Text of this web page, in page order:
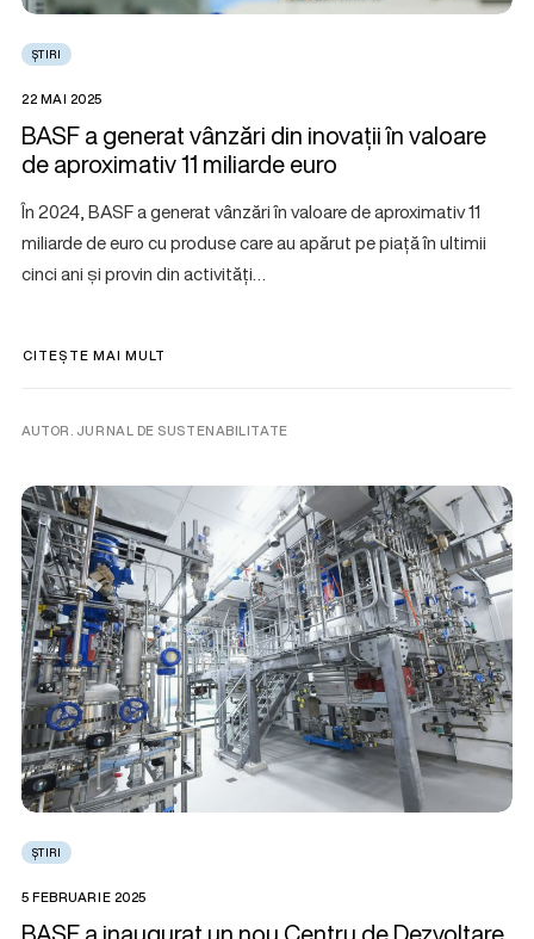
ȘTIRI
22 MAI 2025
BASF a generat vânzări din inovații în valoare
de aproximativ 11 miliarde euro
În 2024, BASF a generat vânzări în valoare de aproximativ 11
miliarde de euro cu produse care au apărut pe piață în ultimii
cinci ani și provin din activități…
CITEȘTE MAI MULT
AUTOR. JURNAL DE SUSTENABILITATE
ȘTIRI
5 FEBRUARIE 2025